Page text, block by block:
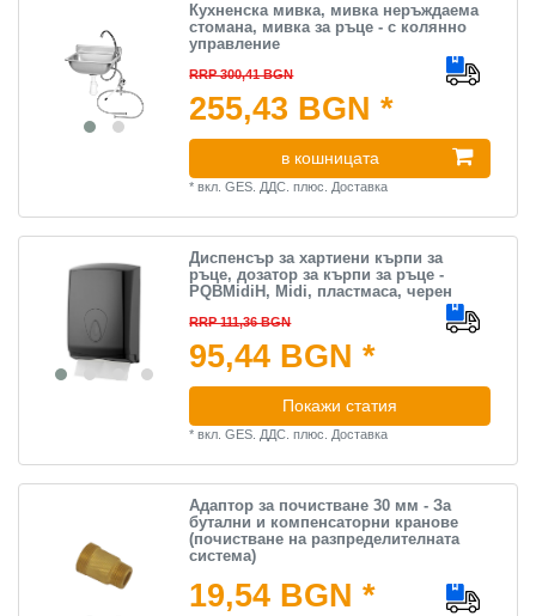
Кухненска мивка, мивка неръждаема
стомана, мивка за ръце - с колянно
управление
RRP 300,41 BGN
255,43 BGN *
в кошницата
*вкл. GES. ДДС. плюс. Доставка
Диспенсър за хартиени кърпи за
ръце, дозатор за кърпи за ръце -
PQBMidiH, Midi, пластмаса, черен
RRP 111,36 BGN
95,44 BGN *
Покажи статия
*вкл. GES. ДДС. плюс. Доставка
Адаптор за почистване 30 мм - За
бутални и компенсаторни кранове
(почистване на разпределителната
система)
19,54 BGN *